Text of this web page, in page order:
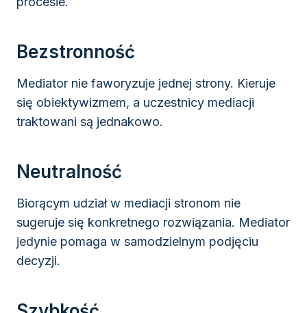
Bezstronność
Mediator nie faworyzuje jednej strony. Kieruje
się obiektywizmem, a uczestnicy mediacji
traktowani są jednakowo.
Neutralność
Biorącym udział w mediacji stronom nie
sugeruje się konkretnego rozwiązania. Mediator
jedynie pomaga w samodzielnym podjęciu
decyzji.